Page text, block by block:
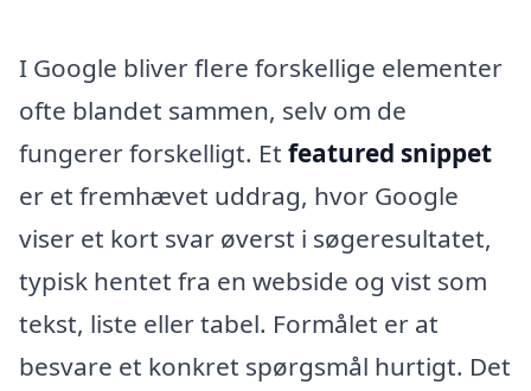
I Google bliver flere forskellige elementer
ofte blandet sammen, selv om de
fungerer forskelligt. Et featured snippet
er et fremhævet uddrag, hvor Google
viser et kort svar øverst i søgeresultatet,
typisk hentet fra en webside og vist som
tekst, liste eller tabel. Formålet er at
besvare et konkret spørgsmål hurtigt. Det